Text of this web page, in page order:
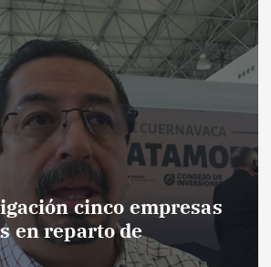
cinco empresas
en reparto de